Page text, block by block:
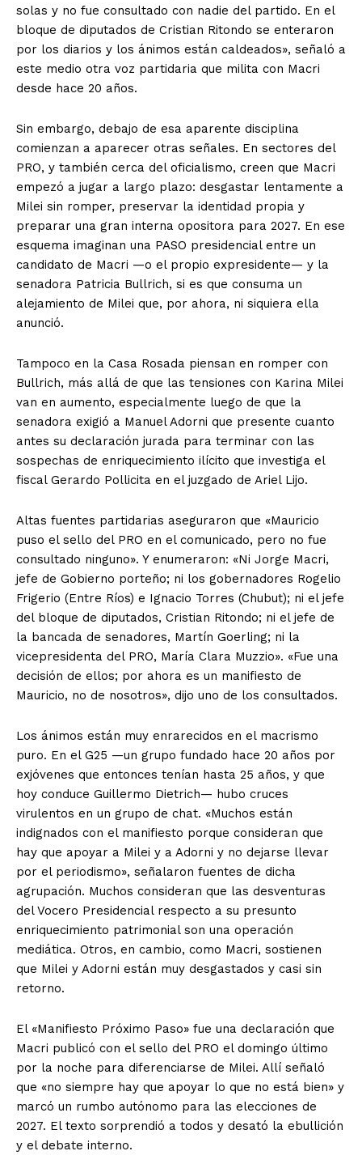
solas y no fue consultado con nadie del partido. En el
bloque de diputados de Cristian Ritondo se enteraron
por los diarios y los ánimos están caldeados», señaló a
este medio otra voz partidaria que milita con Macri
desde hace 20 años.
Sin embargo, debajo de esa aparente disciplina
comienzan a aparecer otras señales. En sectores del
PRO, y también cerca del oficialismo, creen que Macri
empezó a jugar a largo plazo: desgastar lentamente a
Milei sin romper, preservar la identidad propia y
preparar una gran interna opositora para 2027. En ese
esquema imaginan una PASO presidencial entre un
candidato de Macri —o el propio expresidente— y la
senadora Patricia Bullrich, si es que consuma un
alejamiento de Milei que, por ahora, ni siquiera ella
anunció.
Tampoco en la Casa Rosada piensan en romper con
Bullrich, más allá de que las tensiones con Karina Milei
van en aumento, especialmente luego de que la
senadora exigió a Manuel Adorni que presente cuanto
antes su declaración jurada para terminar con las
sospechas de enriquecimiento ilícito que investiga el
fiscal Gerardo Pollicita en el juzgado de Ariel Lijo.
Altas fuentes partidarias aseguraron que «Mauricio
puso el sello del PRO en el comunicado, pero no fue
consultado ninguno». Y enumeraron: «Ni Jorge Macri,
jefe de Gobierno porteño; ni los gobernadores Rogelio
Frigerio (Entre Ríos) e Ignacio Torres (Chubut); ni el jefe
del bloque de diputados, Cristian Ritondo; ni el jefe de
la bancada de senadores, Martín Goerling; ni la
vicepresidenta del PRO, María Clara Muzzio». «Fue una
decisión de ellos; por ahora es un manifiesto de
Mauricio, no de nosotros», dijo uno de los consultados.
Los ánimos están muy enrarecidos en el macrismo
puro. En el G25 —un grupo fundado hace 20 años por
exjóvenes que entonces tenían hasta 25 años, y que
hoy conduce Guillermo Dietrich— hubo cruces
virulentos en un grupo de chat. «Muchos están
indignados con el manifiesto porque consideran que
hay que apoyar a Milei y a Adorni y no dejarse llevar
por el periodismo», señalaron fuentes de dicha
agrupación. Muchos consideran que las desventuras
del Vocero Presidencial respecto a su presunto
enriquecimiento patrimonial son una operación
mediática. Otros, en cambio, como Macri, sostienen
que Milei y Adorni están muy desgastados y casi sin
retorno.
El «Manifiesto Próximo Paso» fue una declaración que
Macri publicó con el sello del PRO el domingo último
por la noche para diferenciarse de Milei. Allí señaló
que «no siempre hay que apoyar lo que no está bien» y
marcó un rumbo autónomo para las elecciones de
2027. El texto sorprendió a todos y desató la ebullición
y el debate interno.